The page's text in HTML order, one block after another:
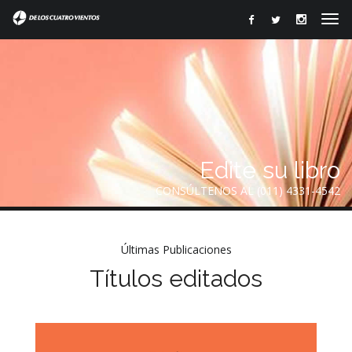
Edite su libro
CONSÚLTENOS AL (011) 4331-4542
Últimas Publicaciones
Títulos editados